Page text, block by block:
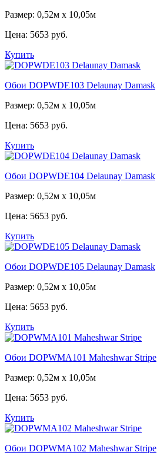
Размер: 0,52м x 10,05м
Цена: 5653 руб.
Купить
Обои DOPWDE103 Delaunay Damask
Размер: 0,52м x 10,05м
Цена: 5653 руб.
Купить
Обои DOPWDE104 Delaunay Damask
Размер: 0,52м x 10,05м
Цена: 5653 руб.
Купить
Обои DOPWDE105 Delaunay Damask
Размер: 0,52м x 10,05м
Цена: 5653 руб.
Купить
Обои DOPWMA101 Maheshwar Stripe
Размер: 0,52м x 10,05м
Цена: 5653 руб.
Купить
Обои DOPWMA102 Maheshwar Stripe